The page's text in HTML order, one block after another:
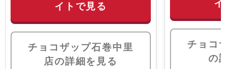
イトで見る
チョコザップ石巻中里
店の詳細を見る
チョコ
の